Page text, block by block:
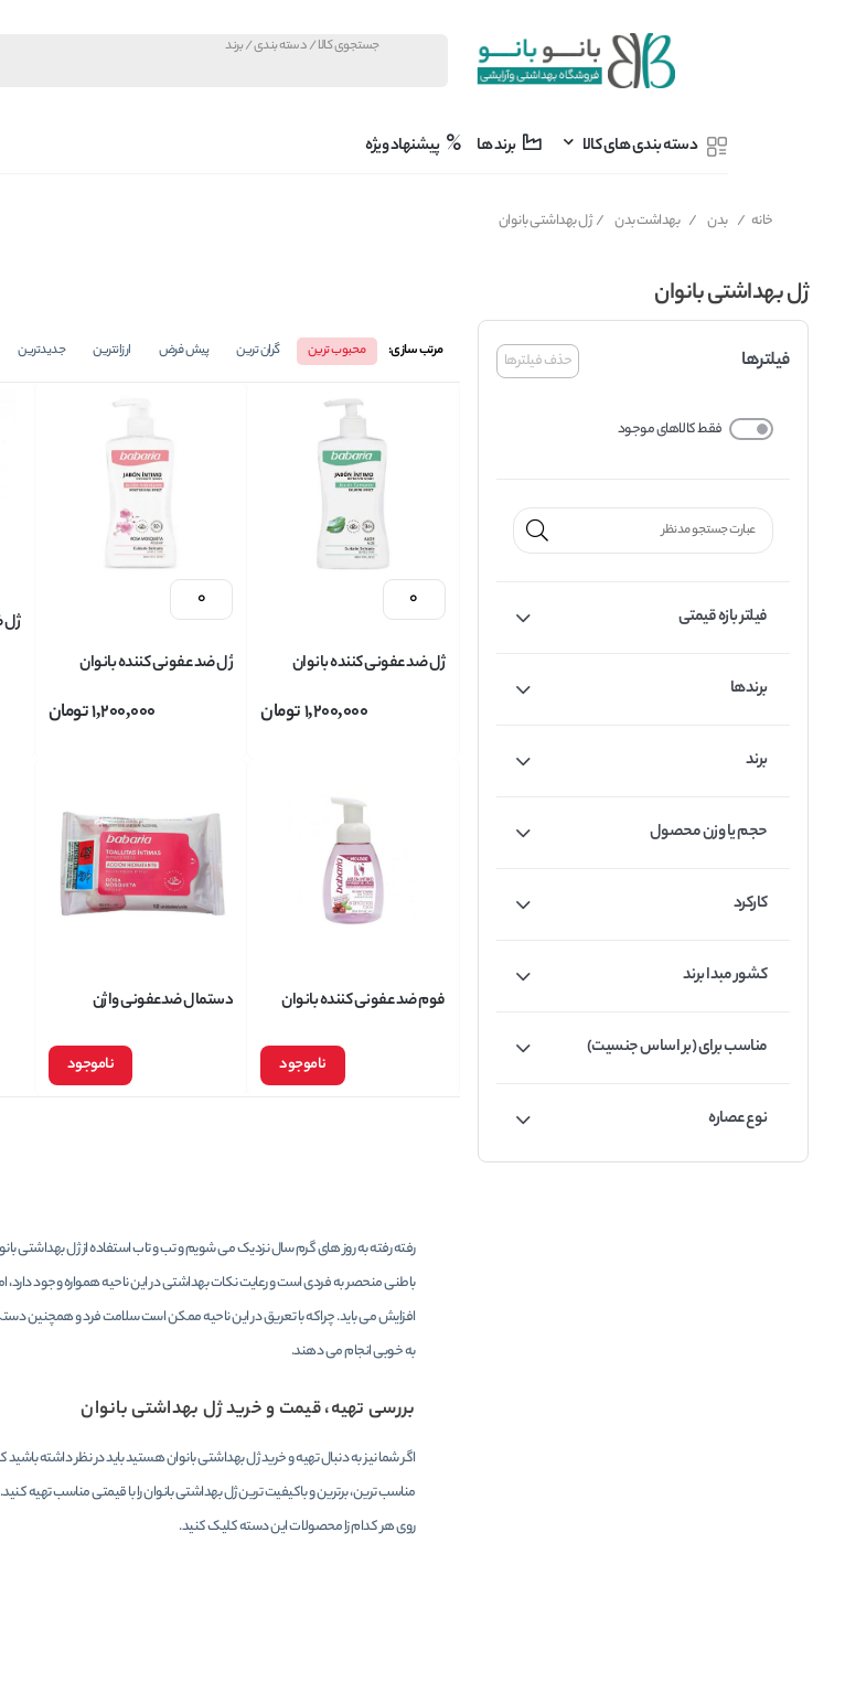
دسته بندی های کالا برند ها پیشنهاد ویژه
خانه / بدن / بهداشت بدن / ژل بهداشتی بانوان
ژل بهداشتی بانوان
حذف فیلترها فیلترها
فقط کالاهای موجود
فیلتر بازه قیمتی
برندها
برند
حجم یا وزن محصول
کارکرد
کشور مبدا برند
مناسب برای (بر اساس جنسیت)
نوع عصاره
مرتب سازی: محبوب ترین گران ترین پیش فرض ارزانترین جدیدترین
ژل ضد عفونی کننده بانوان
Intimate Wash حاوی آلوورا
1,200,000تومان
ژل ضد عفونی کننده بانوان
Intimate Wash حاوی گل رز
1,200,000تومان
ژل
فوم ضد عفونی کننده بانوان
Soap Blueberry Mousse
ناموجود
دستمال ضدعفونی واژن
ناموجود
رفته رفته به روز های گرم سال نزدیک می شویم و تب و تاب استفاده از ژل بهداشتی
باطنی منحصر به فردی است و رعایت نکات بهداشتی در این ناحیه همواره وجود
افزایش می باید. چراکه با تعریق در این ناحیه ممکن است سلامت فرد و همچنین دستگاه
به خوبی انجام می دهند.
بررسی تهیه، قیمت و خرید ژل بهداشتی بانوان
اگر شما نیز به دنبال تهیه و خرید ژل بهداشتی بانوان هستید باید در نظر داشته
مناسب ترین، برترین و باکیفیت ترین ژل بهداشتی بانوان را با قیمتی مناسب تهیه
روی هر کدام زا محصولات این دسته کلیک کنید.